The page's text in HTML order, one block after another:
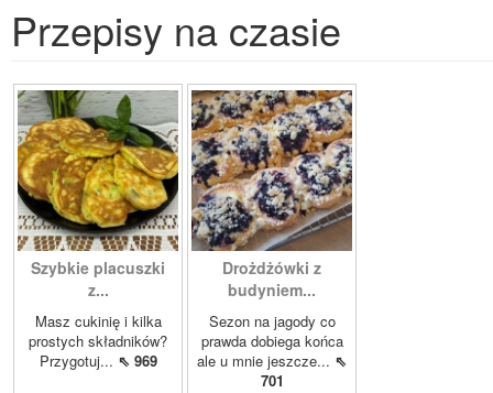
Przepisy na czasie
Szybkie placuszki
z...
Masz cukinię i kilka
prostych składników?
Przygotuj... ⇖ 969
Drożdżówki z
budyniem...
Sezon na jagody co
prawda dobiega końca
ale u mnie jeszcze... ⇖
701